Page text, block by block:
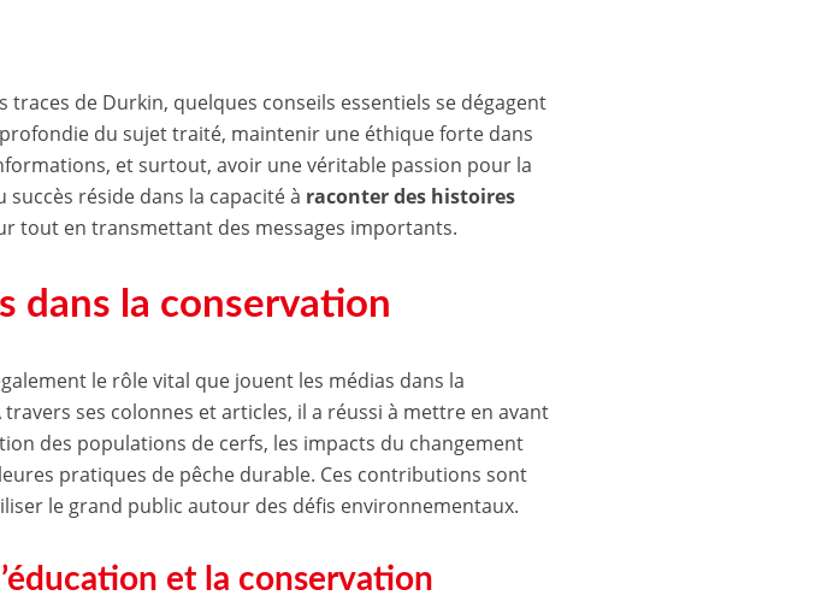
de Durkin, quelques conseils essentiels se dégagent
du sujet traité, maintenir une éthique forte dans
et surtout, avoir une véritable passion pour la
réside dans la capacité à raconter des histoires
tout en transmettant des messages importants.
dans la conservation
le rôle vital que jouent les médias dans la
ses colonnes et articles, il a réussi à mettre en avant
des populations de cerfs, les impacts du changement
pratiques de pêche durable. Ces contributions sont
le grand public autour des défis environnementaux.
et la conservation